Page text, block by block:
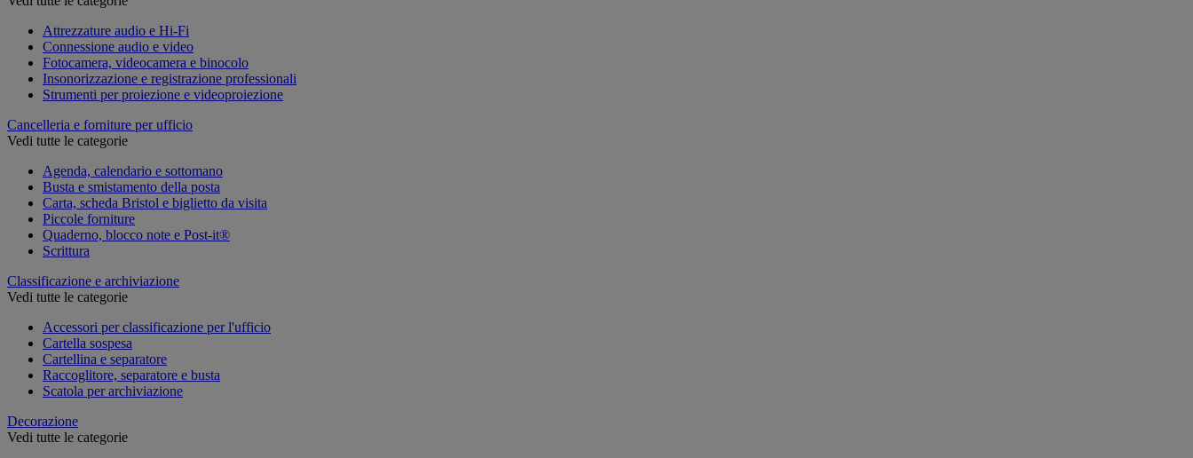
Attrezzature audio e Hi-Fi
Connessione audio e video
Fotocamera, videocamera e binocolo
Insonorizzazione e registrazione professionali
Strumenti per proiezione e videoproiezione
Cancelleria e forniture per ufficio
Vedi tutte le categorie
Agenda, calendario e sottomano
Busta e smistamento della posta
Carta, scheda Bristol e biglietto da visita
Piccole forniture
Quaderno, blocco note e Post-it®
Scrittura
Classificazione e archiviazione
Vedi tutte le categorie
Accessori per classificazione per l'ufficio
Cartella sospesa
Cartellina e separatore
Raccoglitore, separatore e busta
Scatola per archiviazione
Decorazione
Vedi tutte le categorie